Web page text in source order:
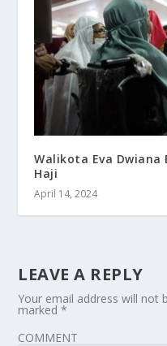
Walikota Eva
Haji
April 14, 2024
LEAVE A REPLY
Your email address will not
marked*
COMMENT